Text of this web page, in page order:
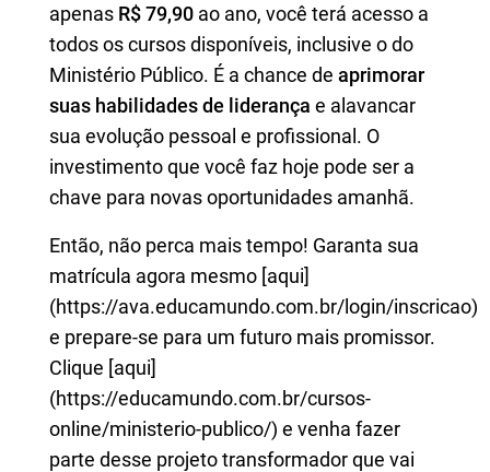
apenas R$ 79,90 ao ano, você terá acesso a
todos os cursos disponíveis, inclusive o do
Ministério Público. É a chance de aprimorar
suas habilidades de liderança e alavancar
sua evolução pessoal e profissional. O
investimento que você faz hoje pode ser a
chave para novas oportunidades amanhã.
Então, não perca mais tempo! Garanta sua
matrícula agora mesmo [aqui]
(https://ava.educamundo.com.br/login/inscricao)
e prepare-se para um futuro mais promissor.
Clique [aqui]
(https://educamundo.com.br/cursos-
online/ministerio-publico/) e venha fazer
parte desse projeto transformador que vai